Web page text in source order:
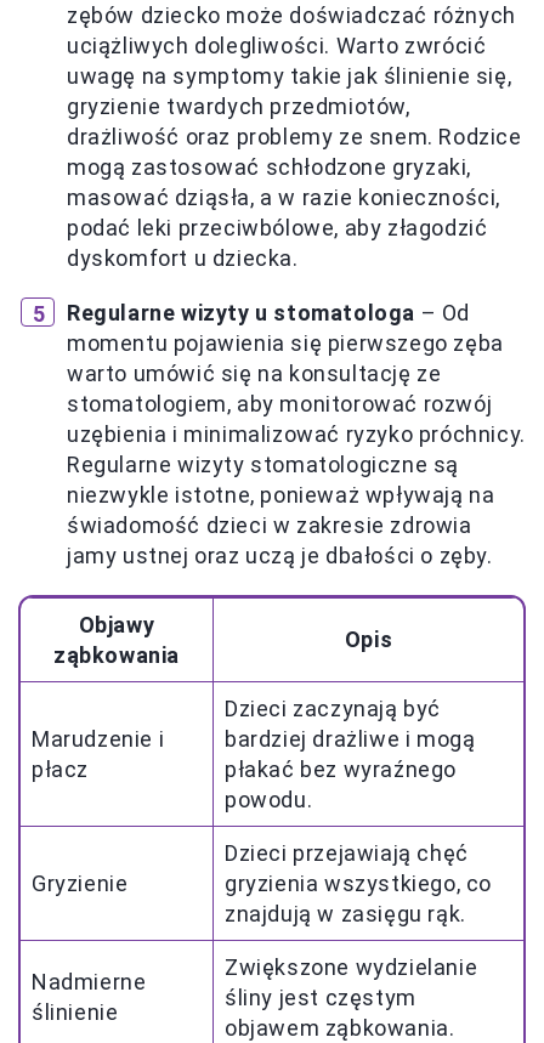
zębów dziecko może doświadczać różnych
uciążliwych dolegliwości. Warto zwrócić
uwagę na symptomy takie jak ślinienie się,
gryzienie twardych przedmiotów,
drażliwość oraz problemy ze snem. Rodzice
mogą zastosować schłodzone gryzaki,
masować dziąsła, a w razie konieczności,
podać leki przeciwbólowe, aby złagodzić
dyskomfort u dziecka.
Regularne wizyty u stomatologa – Od
momentu pojawienia się pierwszego zęba
warto umówić się na konsultację ze
stomatologiem, aby monitorować rozwój
uzębienia i minimalizować ryzyko próchnicy.
Regularne wizyty stomatologiczne są
niezwykle istotne, ponieważ wpływają na
świadomość dzieci w zakresie zdrowia
jamy ustnej oraz uczą je dbałości o zęby.
Objawy
ząbkowania
Opis
Marudzenie i
płacz
Dzieci zaczynają być
bardziej drażliwe i mogą
płakać bez wyraźnego
powodu.
Gryzienie
Dzieci przejawiają chęć
gryzienia wszystkiego, co
znajdują w zasięgu rąk.
Nadmierne
ślinienie
Zwiększone wydzielanie
śliny jest częstym
objawem ząbkowania.